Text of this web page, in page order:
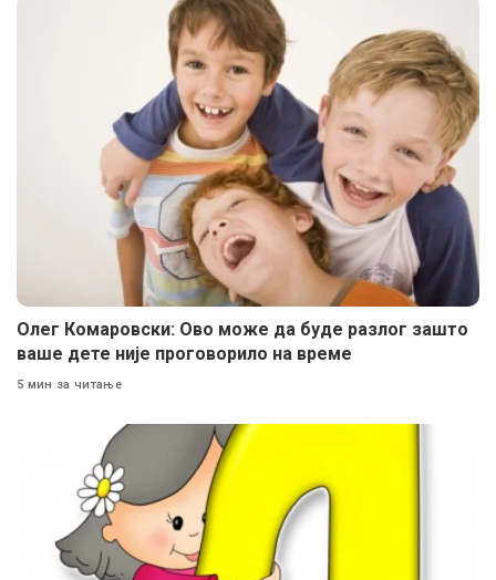
Олег Комаровски: Ово може да буде разлог зашто
ваше дете није проговорило на време
5 мин за читање